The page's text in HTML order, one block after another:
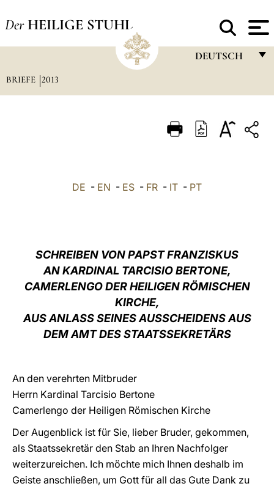
Der HEILIGE STUHL
DEUTSCH
ITALIANO
中文
LATINE
BRIEFE 2013
DE - EN - ES - FR - IT - PT
SCHREIBEN VON PAPST FRANZISKUS
AN KARDINAL TARCISIO BERTONE,
CAMERLENGO DER HEILIGEN RÖMISCHEN
KIRCHE,
AUS ANLASS SEINES AUSSCHEIDENS AUS
DEM AMT DES STAATSSEKRETÄRS
An den verehrten Mitbruder
Herrn Kardinal Tarcisio Bertone
Camerlengo der Heiligen Römischen Kirche
Der Augenblick ist für Sie, lieber Bruder, gekommen,
als Staatssekretär den Stab an Ihren Nachfolger
weiterzureichen. Ich möchte mich Ihnen deshalb im
Geiste anschließen, um Gott für all das Gute Dank zu